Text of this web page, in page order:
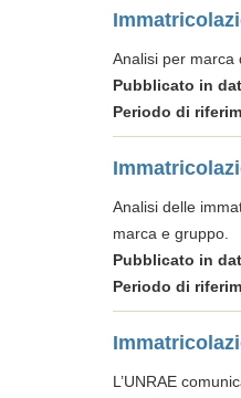
Analisi per marca
Pubblicato in
Periodo di
Analisi delle
marca e gruppo.
Pubblicato in
Periodo di
L’UNRAE